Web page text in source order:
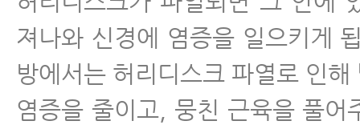
져나와 신경에 염증을 일으키게
방에서는 허리디스크 파열로 인해
염증을 줄이고, 뭉친 근육을 풀어